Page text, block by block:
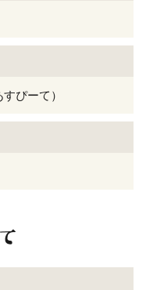
ぴーて）